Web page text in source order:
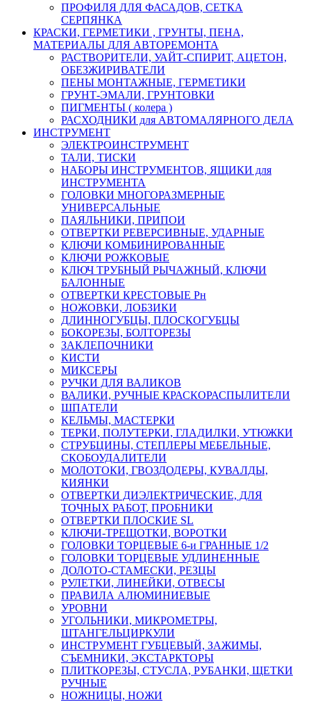
ПРОФИЛЯ ДЛЯ ФАСАДОВ, СЕТКА
СЕРПЯНКА
КРАСКИ, ГЕРМЕТИКИ , ГРУНТЫ, ПЕНА,
МАТЕРИАЛЫ ДЛЯ АВТОРЕМОНТА
РАСТВОРИТЕЛИ, УАЙТ-СПИРИТ, АЦЕТОН,
ОБЕЗЖИРИВАТЕЛИ
ПЕНЫ МОНТАЖНЫЕ, ГЕРМЕТИКИ
ГРУНТ-ЭМАЛИ, ГРУНТОВКИ
ПИГМЕНТЫ ( колера )
РАСХОДНИКИ для АВТОМАЛЯРНОГО ДЕЛА
ИНСТРУМЕНТ
ЭЛЕКТРОИНСТРУМЕНТ
ТАЛИ, ТИСКИ
НАБОРЫ ИНСТРУМЕНТОВ, ЯЩИКИ для
ИНСТРУМЕНТА
ГОЛОВКИ МНОГОРАЗМЕРНЫЕ
УНИВЕРСАЛЬНЫЕ
ПАЯЛЬНИКИ, ПРИПОИ
ОТВЕРТКИ РЕВЕРСИВНЫЕ, УДАРНЫЕ
КЛЮЧИ КОМБИНИРОВАННЫЕ
КЛЮЧИ РОЖКОВЫЕ
КЛЮЧ ТРУБНЫЙ РЫЧАЖНЫЙ, КЛЮЧИ
БАЛОННЫЕ
ОТВЕРТКИ КРЕСТОВЫЕ Рн
НОЖОВКИ, ЛОБЗИКИ
ДЛИННОГУБЦЫ, ПЛОСКОГУБЦЫ
БОКОРЕЗЫ, БОЛТОРЕЗЫ
ЗАКЛЕПОЧНИКИ
КИСТИ
МИКСЕРЫ
РУЧКИ ДЛЯ ВАЛИКОВ
ВАЛИКИ, РУЧНЫЕ КРАСКОРАСПЫЛИТЕЛИ
ШПАТЕЛИ
КЕЛЬМЫ, МАСТЕРКИ
ТЕРКИ, ПОЛУТЕРКИ, ГЛАДИЛКИ, УТЮЖКИ
СТРУБЦИНЫ, СТЕПЛЕРЫ МЕБЕЛЬНЫЕ,
СКОБОУДАЛИТЕЛИ
МОЛОТОКИ, ГВОЗДОДЕРЫ, КУВАЛДЫ,
КИЯНКИ
ОТВЕРТКИ ДИЭЛЕКТРИЧЕСКИЕ, ДЛЯ
ТОЧНЫХ РАБОТ, ПРОБНИКИ
ОТВЕРТКИ ПЛОСКИЕ SL
КЛЮЧИ-ТРЕЩОТКИ, ВОРОТКИ
ГОЛОВКИ ТОРЦЕВЫЕ 6-и ГРАННЫЕ 1/2
ГОЛОВКИ ТОРЦЕВЫЕ УДЛИНЕННЫЕ
ДОЛОТО-СТАМЕСКИ, РЕЗЦЫ
РУЛЕТКИ, ЛИНЕЙКИ, ОТВЕСЫ
ПРАВИЛА АЛЮМИНИЕВЫЕ
УРОВНИ
УГОЛЬНИКИ, МИКРОМЕТРЫ,
ШТАНГЕЛЬЦИРКУЛИ
ИНСТРУМЕНТ ГУБЦЕВЫЙ, ЗАЖИМЫ,
СЪЕМНИКИ, ЭКСТАРКТОРЫ
ПЛИТКОРЕЗЫ, СТУСЛА, РУБАНКИ, ЩЕТКИ
РУЧНЫЕ
НОЖНИЦЫ, НОЖИ